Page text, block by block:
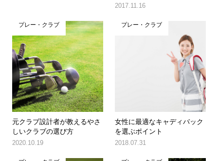
2017.11.16
プレー・クラブ
元クラブ設計者が教えるやさ
しいクラブの選び方
2020.10.19
プレー・クラブ
女性に最適なキャディバック
を選ぶポイント
2018.07.31